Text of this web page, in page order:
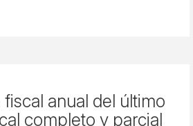
anual del último
completo y parcial